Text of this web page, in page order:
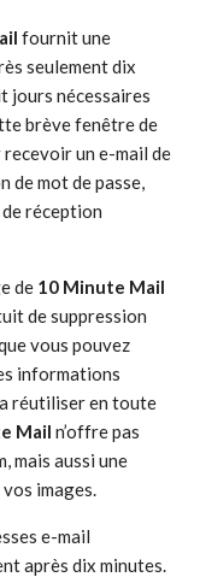
fournit une
seulement dix
jours nécessaires
brève fenêtre de
un e-mail de
de mot de passe,
réception
de 10 Minute Mail
de suppression
vous pouvez
informations
réutiliser en toute
Mail n’offre pas
mais aussi une
images.
e-mail
après dix minutes.